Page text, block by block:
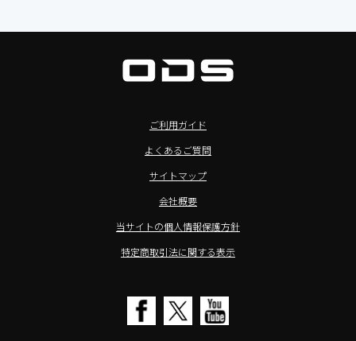
タブレット周辺機器
デジタルサイネージ
デジタルホワイトボード／電子黒板
BIAMP ／ Apart Audio（バイアンプ）
SpeakerCraft（スピーカークラフト）
AVAWOOD（アバウッド）
AURORA（オーロラ）
Honeywell（ハネウェル）
>NFCタブレット
>Windowsタブレット
オーディーエスが選ばれる理由
Windows IoT Enterprise LTSC
TA2C-DR9シリーズ_オリジナル機能
TA2C-CS8_カスタマイズメニュー
電子ピアノ修理／代行店募集
ご利用ガイド
よくあるご質問
サイトマップ
会社概要
当サイトの個人情報保護方針
特定商取引法に関する表示